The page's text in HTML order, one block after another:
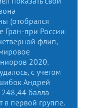
(отобрался
Гран-при России
флип,
2020.
с учетом
Андрей
248,44 балла —
в первой группе.